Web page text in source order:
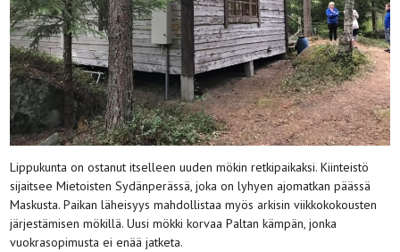
Lippukunta on ostanut itselleen uuden mökin retkipaikaksi. Kiinteistö
sijaitsee Mietoisten Sydänperässä, joka on lyhyen ajomatkan päässä
Maskusta. Paikan läheisyys mahdollistaa myös arkisin viikkokokousten
järjestämisen mökillä. Uusi mökki korvaa Paltan kämpän, jonka
vuokrasopimusta ei enää jatketa.